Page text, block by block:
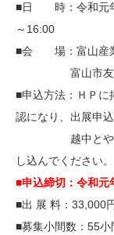
■日 時：令和元年
～16:00
■会 場：富山産業
富山市
■申込方法：ＨＰに
認になり、出展申
越中と
し込んでください。
■申込締切：令和元
■出 展 料：33,000
■募集小間数：55小